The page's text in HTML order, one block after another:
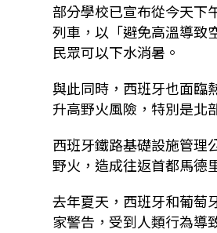
部分學校已宣布從今天下
列車，以「避免高溫導致
民眾可以下水消暑。
與此同時，西班牙也面臨
升高野火風險，特別是北
西班牙鐵路基礎設施管理
野火，造成往返首都馬德
去年夏天，西班牙和葡萄
家警告，受到人類行為導